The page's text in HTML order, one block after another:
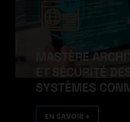
MASTÈRE
ET SÉCURITÉ DES
SYSTÈMES
EN SAVOIR +